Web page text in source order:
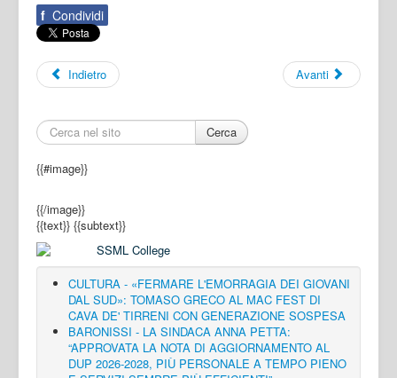
f Condividi
Indietro Avanti
Cerca
{{#image}}
{{/image}}
{{text}} {{subtext}}
CULTURA - «FERMARE L'EMORRAGIA DEI GIOVANI
DAL SUD»: TOMASO GRECO AL MAC FEST DI
CAVA DE' TIRRENI CON GENERAZIONE SOSPESA
BARONISSI - LA SINDACA ANNA PETTA:
“APPROVATA LA NOTA DI AGGIORNAMENTO AL
DUP 2026-2028, PIÙ PERSONALE A TEMPO PIENO